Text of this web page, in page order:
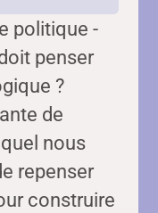
politique -
penser
?
de
nous
repenser
construire